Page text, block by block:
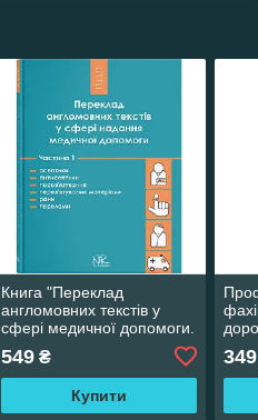
Книга "Переклад
англомовних текстів у
сфері медичної допомоги.
Ребрій О. В.
549₴
Купити
349